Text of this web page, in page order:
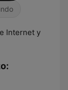
Internet y